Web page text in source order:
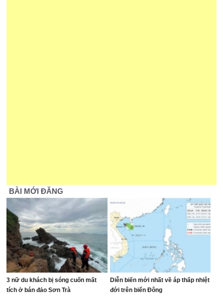
BÀI MỚI ĐĂNG
3 nữ du khách bị sóng cuốn mất
tích ở bán đảo Sơn Trà
Diễn biến mới nhất về áp thấp nhiệt
đới trên biển Đông